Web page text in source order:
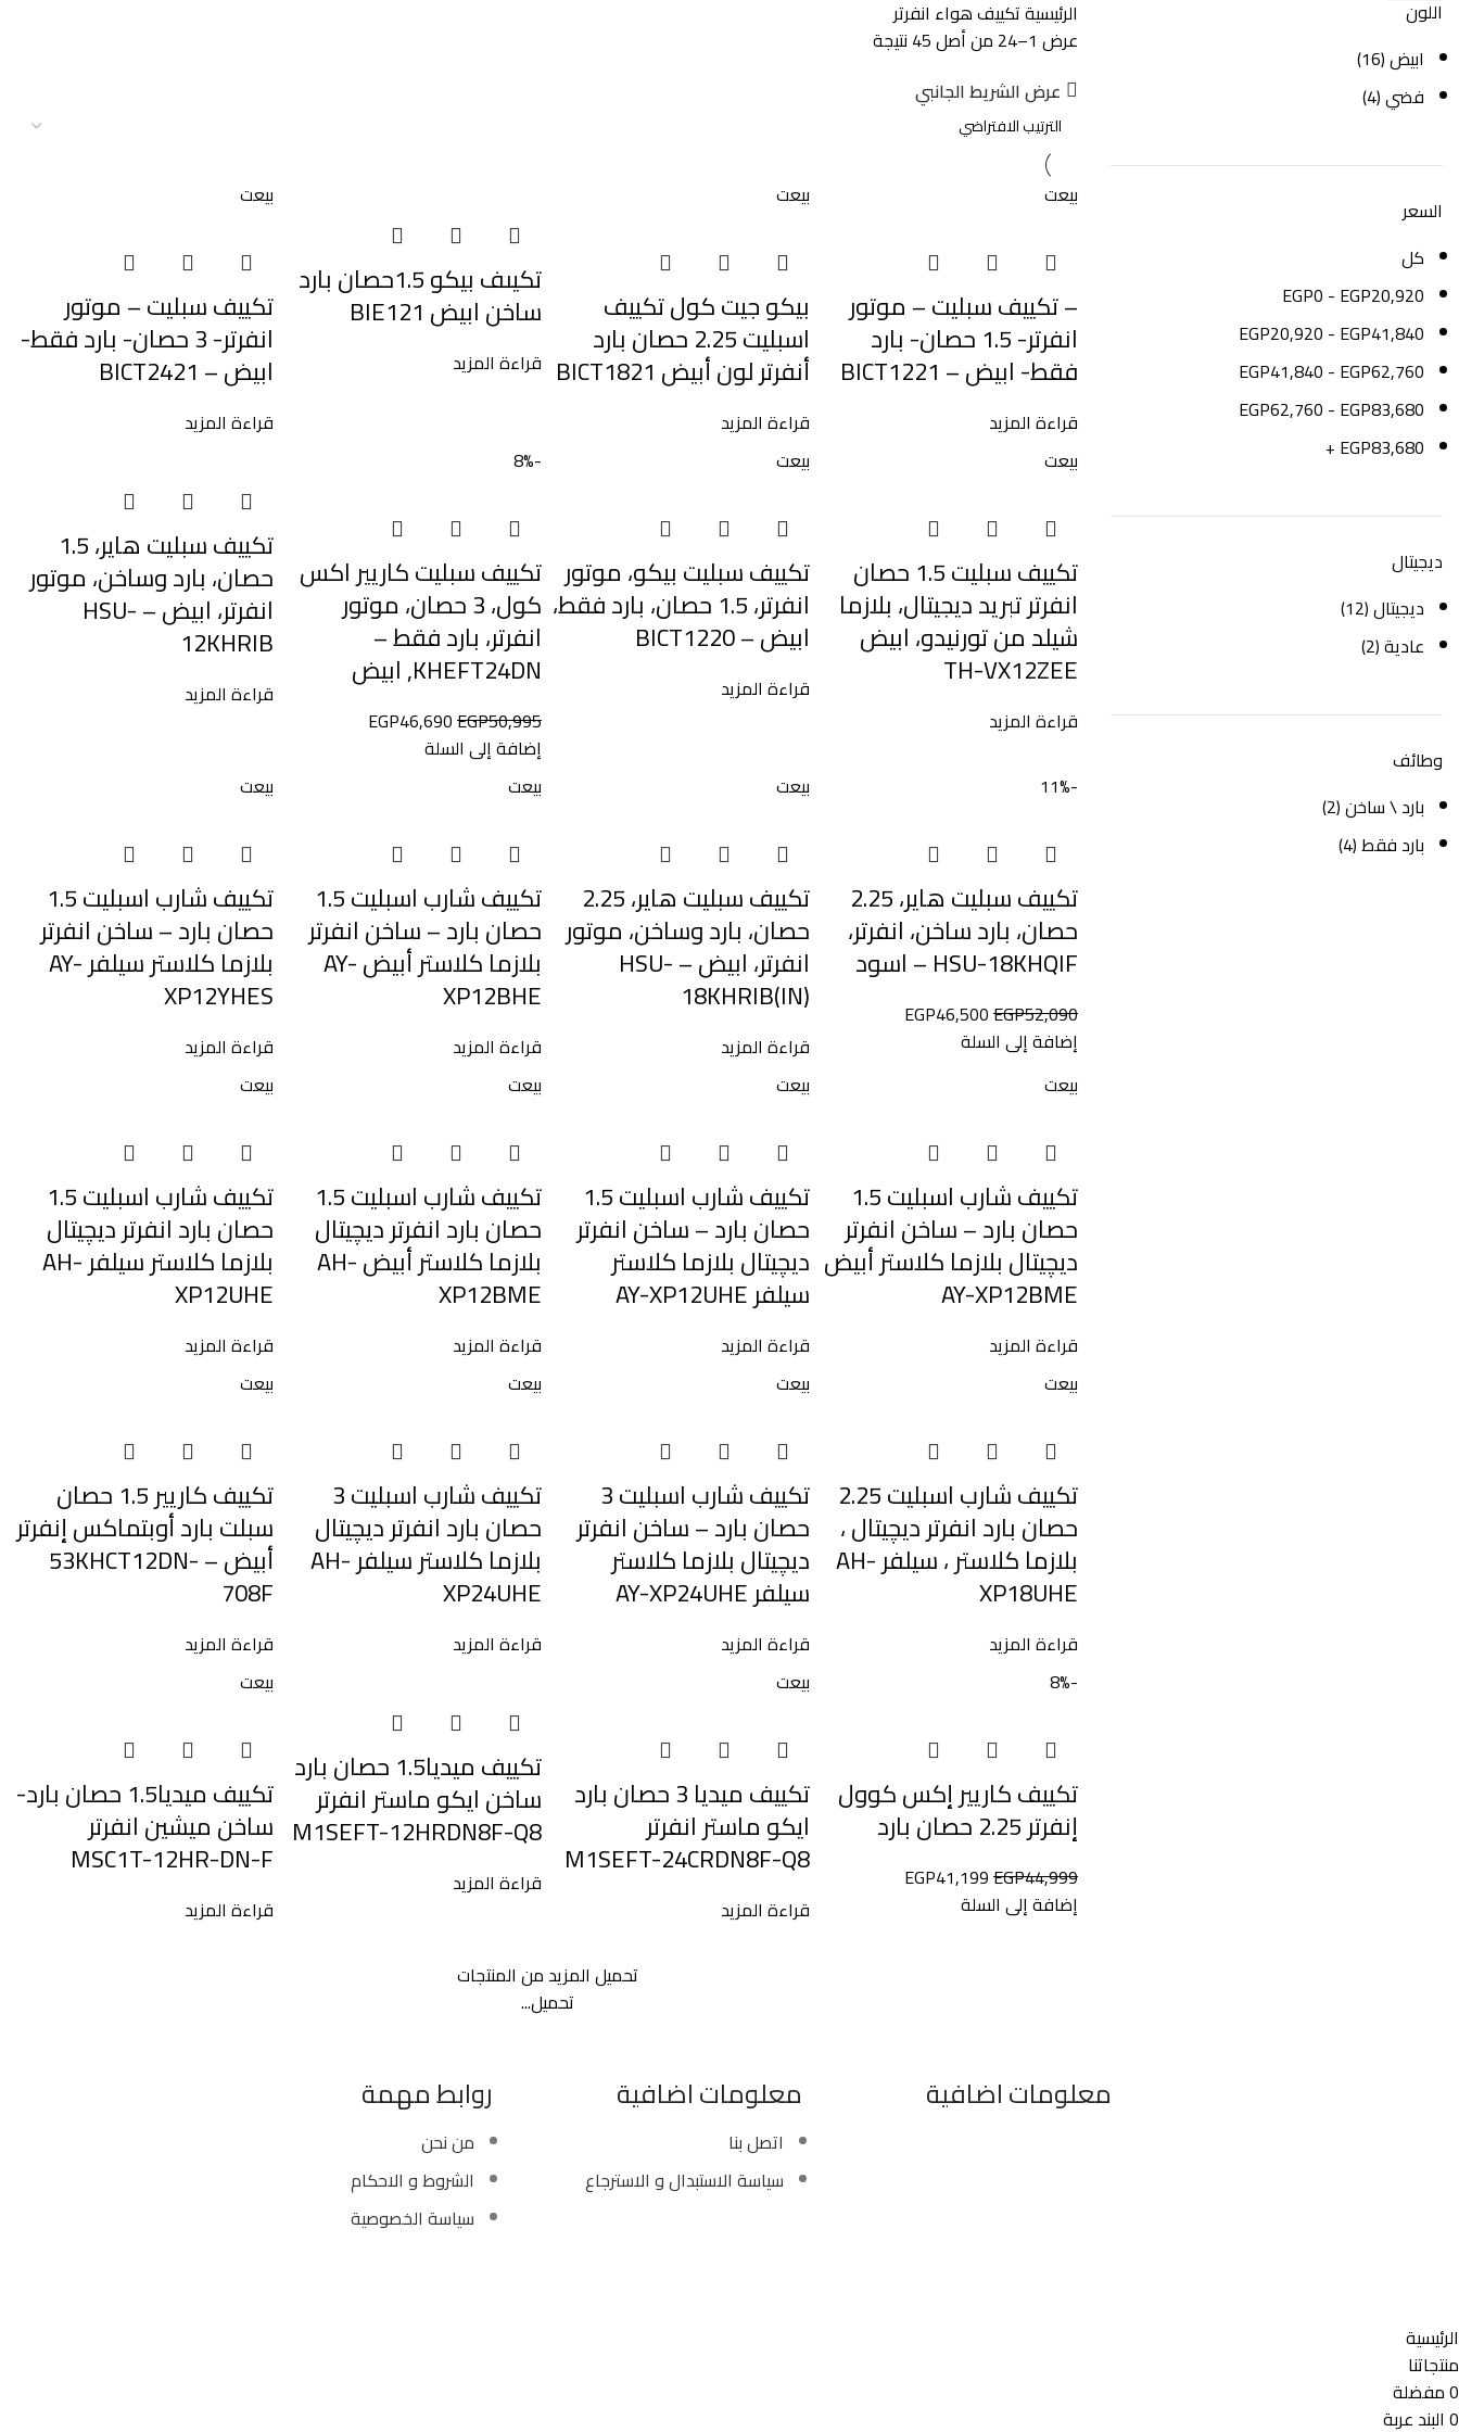
اللون
ابيض(16)
فضي(4)
السعر
كل
EGP0 - EGP20,920
EGP20,920 - EGP41,840
EGP41,840 - EGP62,760
EGP62,760 - EGP83,680
EGP83,680
+
ديجيتال
ديجيتال(12)
عادية(2)
وطائف
بارد \ ساخن(2)
بارد فقط(4)
الرئيسيةتكييف هواء انفرتر
عرض 1–24 من أصل 45 نتيجة
عرض الشريط الجانبي
بيعت
– تكييف سبليت – موتور
انفرتر- 1.5 حصان- بارد
فقط- ابيض – BICT1221
قراءة المزيد
بيعت
بيكو جيت كول تكييف
اسبليت 2.25 حصان بارد
أنفرتر لون أبيض BICT1821
قراءة المزيد
تكيىف بيكو 1.5حصان بارد
ساخن ابيض BIE121
قراءة المزيد
بيعت
تكييف سبليت – موتور
انفرتر- 3 حصان- بارد فقط-
ابيض – BICT2421
قراءة المزيد
بيعت
تكييف سبليت 1.5 حصان
انفرتر تبريد ديجيتال، بلازما
شيلد من تورنيدو، ابيض
TH-VX12ZEE
قراءة المزيد
بيعت
تكييف سبليت بيكو، موتور
انفرتر، 1.5 حصان، بارد فقط،
ابيض – BICT1220
قراءة المزيد
-8%
تكييف سبليت كاريير اكس
كول، 3 حصان، موتور
انفرتر، بارد فقط –
KHEFT24DN, ابيض
EGP50,995
EGP46,690
إضافة إلى السلة
تكييف سبليت هاير، 1.5
حصان، بارد وساخن، موتور
انفرتر، ابيض – HSU-
12KHRIB
قراءة المزيد
-11%
تكييف سبليت هاير، 2.25
حصان، بارد ساخن، انفرتر،
HSU-18KHQIF – اسود
EGP52,090
EGP46,500
إضافة إلى السلة
بيعت
تكييف سبليت هاير، 2.25
حصان، بارد وساخن، موتور
انفرتر، ابيض – HSU-
18KHRIB(IN)
قراءة المزيد
بيعت
تكييف شارب اسبليت 1.5
حصان بارد – ساخن انفرتر
بلازما كلاستر أبيض AY-
XP12BHE
قراءة المزيد
بيعت
تكييف شارب اسبليت 1.5
حصان بارد – ساخن انفرتر
بلازما كلاستر سيلفر AY-
XP12YHES
قراءة المزيد
بيعت
تكييف شارب اسبليت 1.5
حصان بارد – ساخن انفرتر
ديچيتال بلازما كلاستر أبيض
AY-XP12BME
قراءة المزيد
بيعت
تكييف شارب اسبليت 1.5
حصان بارد – ساخن انفرتر
ديچيتال بلازما كلاستر
سيلفر AY-XP12UHE
قراءة المزيد
بيعت
تكييف شارب اسبليت 1.5
حصان بارد انفرتر ديچيتال
بلازما كلاستر أبيض AH-
XP12BME
قراءة المزيد
بيعت
تكييف شارب اسبليت 1.5
حصان بارد انفرتر ديچيتال
بلازما كلاستر سيلفر AH-
XP12UHE
قراءة المزيد
بيعت
تكييف شارب اسبليت 2.25
حصان بارد انفرتر ديچيتال ،
بلازما كلاستر ، سيلفر AH-
XP18UHE
قراءة المزيد
بيعت
تكييف شارب اسبليت 3
حصان بارد – ساخن انفرتر
ديچيتال بلازما كلاستر
سيلفر AY-XP24UHE
قراءة المزيد
بيعت
تكييف شارب اسبليت 3
حصان بارد انفرتر ديچيتال
بلازما كلاستر سيلفر AH-
XP24UHE
قراءة المزيد
بيعت
تكييف كاريير 1.5 حصان
سبلت بارد أوبتماكس إنفرتر
أبيض – 53KHCT12DN-
708F
قراءة المزيد
-8%
تكييف كاريير إكس كوول
إنفرتر 2.25 حصان بارد
EGP44,999
EGP41,199
إضافة إلى السلة
بيعت
تكييف ميديا 3 حصان بارد
ايكو ماستر انفرتر
M1SEFT-24CRDN8F-Q8
قراءة المزيد
تكييف ميديا1.5 حصان بارد
ساخن ايكو ماستر انفرتر
M1SEFT-12HRDN8F-Q8
قراءة المزيد
بيعت
تكييف ميديا1.5 حصان بارد-
ساخن ميشين انفرتر
MSC1T-12HR-DN-F
قراءة المزيد
تحميل المزيد من المنتجات
تحميل...
معلومات اضافية معلومات اضافية
اتصل بنا
سياسة الاستبدال و الاسترجاع
روابط مهمة
من نحن
الشروط و الاحكام
سياسة الخصوصية
الرئيسية
منتجاتنا
0مفضلة
0 البند عربة